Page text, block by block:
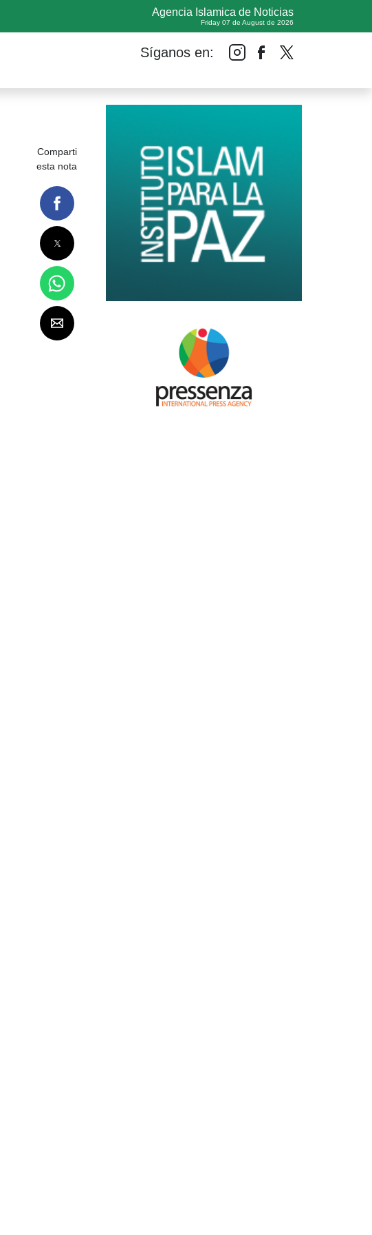
Agencia Islamica de Noticias
Friday 07 de August de 2026
Síganos en:
Comparti
esta nota